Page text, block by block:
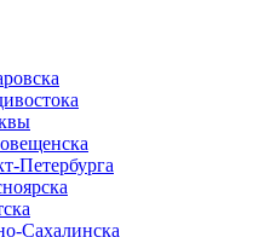
Петербурга
Сахалинска